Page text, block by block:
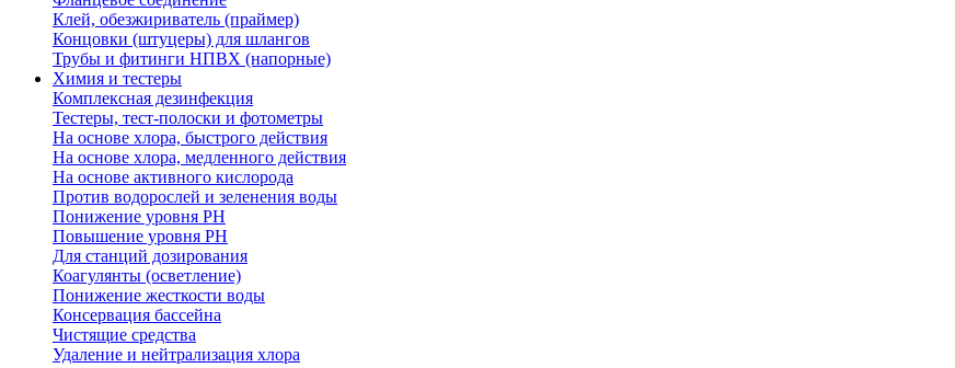
Клей, обезжириватель (праймер)
Концовки (штуцеры) для шлангов
Трубы и фитинги НПВХ (напорные)
Химия и тестеры
Комплексная дезинфекция
Тестеры, тест-полоски и фотометры
На основе хлора, быстрого действия
На основе хлора, медленного действия
На основе активного кислорода
Против водорослей и зеленения воды
Понижение уровня РН
Повышение уровня РН
Для станций дозирования
Коагулянты (осветление)
Понижение жесткости воды
Консервация бассейна
Чистящие средства
Удаление и нейтрализация хлора